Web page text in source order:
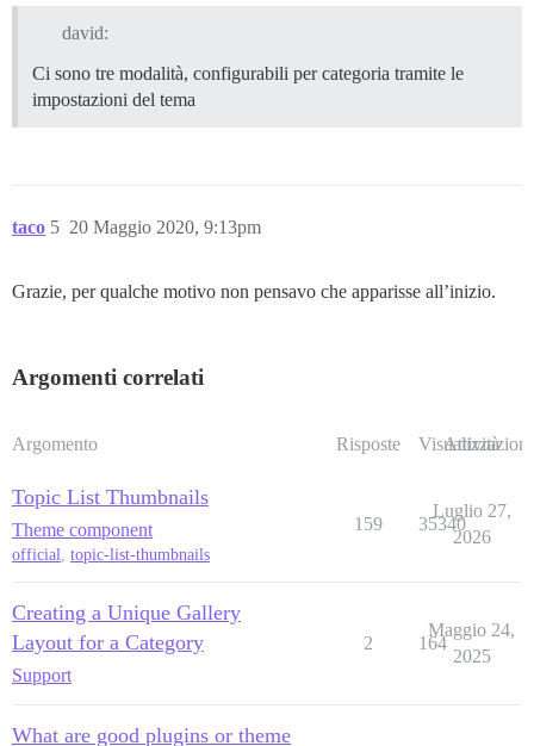
david:
Ci sono tre modalità, configurabili per categoria tramite le
impostazioni del tema
taco 20 Maggio 2020, 9:13pm
5
Grazie, per qualche motivo non pensavo che apparisse all’inizio.
Argomenti correlati
Argomento Risposte Visualizzazioni
Attività
Topic List Thumbnails
Theme component
official, topic-list-thumbnails
159 35340
Luglio 27,
2026
Creating a Unique Gallery
Layout for a Category
Support
2 164
Maggio 24,
2025
What are good plugins or theme